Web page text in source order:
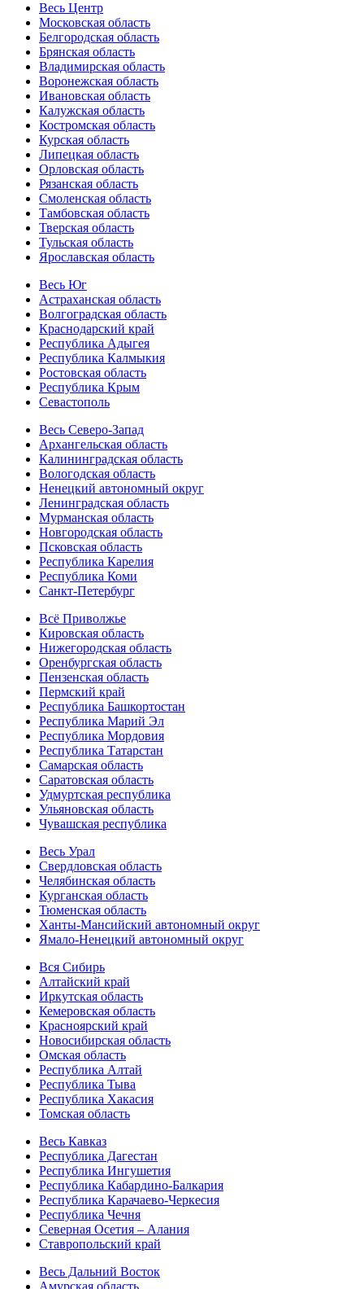
Весь Центр
Московская область
Белгородская область
Брянская область
Владимирская область
Воронежская область
Ивановская область
Калужская область
Костромская область
Курская область
Липецкая область
Орловская область
Рязанская область
Смоленская область
Тамбовская область
Тверская область
Тульская область
Ярославская область
Весь Юг
Астраханская область
Волгоградская область
Краснодарский край
Республика Адыгея
Республика Калмыкия
Ростовская область
Республика Крым
Севастополь
Весь Северо-Запад
Архангельская область
Калининградская область
Вологодская область
Ненецкий автономный округ
Ленинградская область
Мурманская область
Новгородская область
Псковская область
Республика Карелия
Республика Коми
Санкт-Петербург
Всё Приволжье
Кировская область
Нижегородская область
Оренбургская область
Пензенская область
Пермский край
Республика Башкортостан
Республика Марий Эл
Республика Мордовия
Республика Татарстан
Самарская область
Саратовская область
Удмуртская республика
Ульяновская область
Чувашская республика
Весь Урал
Свердловская область
Челябинская область
Курганская область
Тюменская область
Ханты-Мансийский автономный округ
Ямало-Ненецкий автономный округ
Вся Сибирь
Алтайский край
Иркутская область
Кемеровская область
Красноярский край
Новосибирская область
Омская область
Республика Алтай
Республика Тыва
Республика Хакасия
Томская область
Весь Кавказ
Республика Дагестан
Республика Ингушетия
Республика Кабардино-Балкария
Республика Карачаево-Черкесия
Республика Чечня
Северная Осетия – Алания
Ставропольский край
Весь Дальний Восток
Амурская область